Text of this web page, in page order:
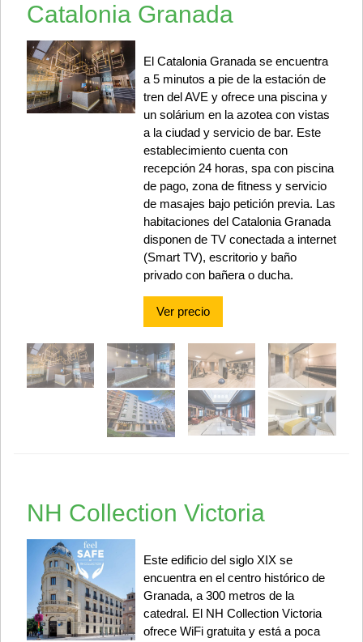
Catalonia Granada
El Catalonia Granada se encuentra
a 5 minutos a pie de la estación de
tren del AVE y ofrece una piscina y
un solárium en la azotea con vistas
a la ciudad y servicio de bar. Este
establecimiento cuenta con
recepción 24 horas, spa con piscina
de pago, zona de fitness y servicio
de masajes bajo petición previa. Las
habitaciones del Catalonia Granada
disponen de TV conectada a internet
(Smart TV), escritorio y baño
privado con bañera o ducha.
Ver precio
NH Collection Victoria
Este edificio del siglo XIX se
encuentra en el centro histórico de
Granada, a 300 metros de la
catedral. El NH Collection Victoria
ofrece WiFi gratuita y está a poca